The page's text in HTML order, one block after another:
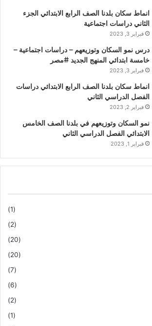
انماط سكان بلدنا الصف الرابع الابتدائي الجزء
الثاني دراسات اجتماعية
فبراير 3, 2023
درس نمو السكان وتوزيعهم – دراسات اجتماعية –
خامسة ابتدائي المنهج الجديد #مصر
فبراير 3, 2023
انماط سكان بلدنا الصف الرابع الابتدائي دراسات
الفصل الدراسي الثاني
فبراير 2, 2023
نمو السكان وتوزيعهم في بلدنا الصف الخامس
الابتدائي الفصل الدراسي الثاني
فبراير 1, 2023
(1)
(2)
(20)
(20)
(7)
(6)
(2)
(1)